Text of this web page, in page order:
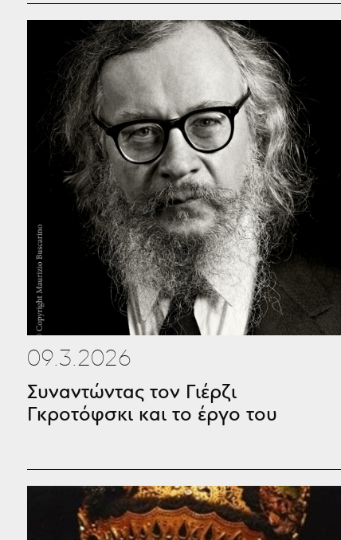
09.3.2026
Συναντώντας τον Γιέρζι
Γκροτόφσκι και το έργο του